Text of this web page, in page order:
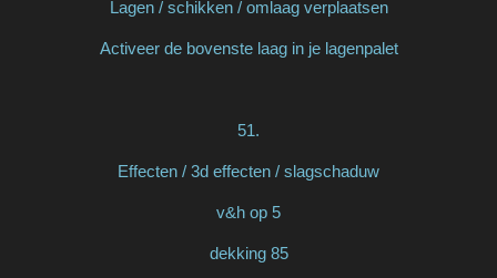
Lagen / schikken / omlaag verplaatsen
Activeer de bovenste laag in je lagenpalet
51.
Effecten / 3d effecten / slagschaduw
v&h op 5
dekking 85